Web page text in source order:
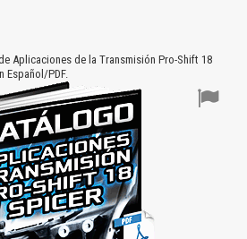
Aplicaciones de la Transmisión Pro-Shift 18
Español/PDF.